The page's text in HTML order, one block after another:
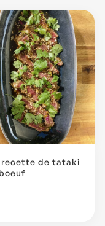
recette de tataki